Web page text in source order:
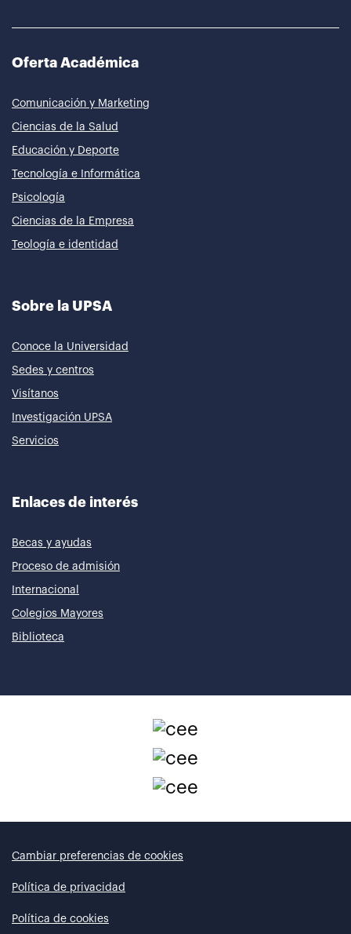
Oferta Académica
Comunicación y Marketing
Ciencias de la Salud
Educación y Deporte
Tecnología e Informática
Psicología
Ciencias de la Empresa
Teología e identidad
Sobre la UPSA
Conoce la Universidad
Sedes y centros
Visítanos
Investigación UPSA
Servicios
Enlaces de interés
Becas y ayudas
Proceso de admisión
Internacional
Colegios Mayores
Biblioteca
Cambiar preferencias de cookies
Política de privacidad
Política de cookies